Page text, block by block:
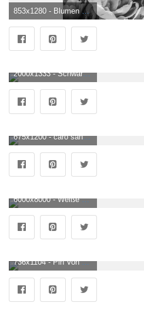
853x1280 - Blumen Schwarz Und Weiß Foto auf Pixabay. Blumen Schwarz Weiß Hintergrund .
2000x1333 - Schwarzer Hintergrund 4k Bilder Download auf Freepik. Blumen Schwarz Weiß Hintergrundbild.
675x1200 - caro santoni on collage. Black and white photo wall, Black and white picture wall, Picture collage wall. Blumen Schwarz Weiß Bild.
6000x8000 - Weiße Und Schwarze Blumenillustration · Kostenloses Stock Foto. Blumen Schwarz Weiß Hintergrundbild für Handy.
736x1104 - Pin Von Joann Gyamfu Auf Zimmer2. Schwarzweiss Hintergrund, Hintergrund Weiß, Weißer Hintergrund. Blumen Schwarz Weiß Hintergrundbild für Handy.